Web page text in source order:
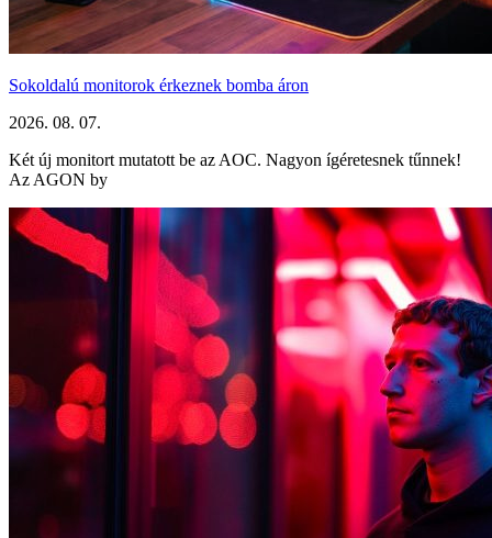
Sokoldalú monitorok érkeznek bomba áron
2026. 08. 07.
Két új monitort mutatott be az AOC. Nagyon ígéretesnek tűnnek!
Az AGON by